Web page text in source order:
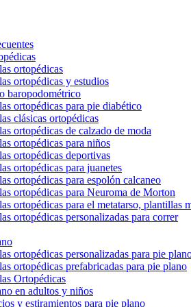
ortopédicas
ortopédicas y estudios
baropodométrico
ortopédicas para pie diabético
clásicas ortopédicas
ortopédicas de calzado de moda
ortopédicas para niños
ortopédicas deportivas
ortopédicas para juanetes
ortopédicas para espolón calcaneo
ortopédicas para Neuroma de Morton
ortopédicas para el metatarso, plantillas
ortopédicas personalizadas para correr
ortopédicas personalizadas para pie
ortopédicas prefabricadas para pie plano
Ortopédicas
en adultos y niños
y estiramientos para pie plano